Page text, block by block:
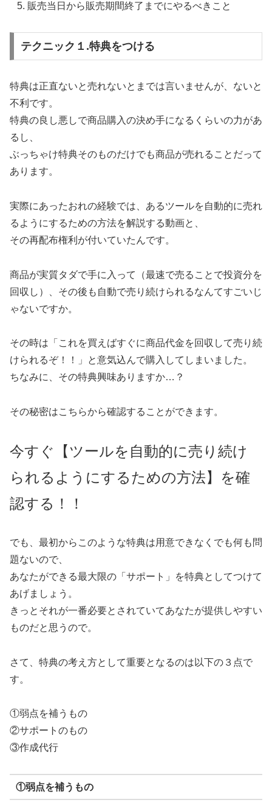
販売当日から販売期間終了までにやるべきこと
テクニック１.特典をつける
特典は正直ないと売れないとまでは言いませんが、ないと
不利です。
特典の良し悪しで商品購入の決め手になるくらいの力があ
るし、
ぶっちゃけ特典そのものだけでも商品が売れることだって
あります。
実際にあったおれの経験では、あるツールを自動的に売れ
るようにするための方法を解説する動画と、
その再配布権利が付いていたんです。
商品が実質タダで手に入って（最速で売ることで投資分を
回収し）、その後も自動で売り続けられるなんてすごいじ
ゃないですか。
その時は「これを買えばすぐに商品代金を回収して売り続
けられるぞ！！」と意気込んで購入してしまいました。
ちなみに、その特典興味ありますか…？
その秘密はこちらから確認することができます。
今すぐ【ツールを自動的に売り続け
られるようにするための方法】を確
認する！！
でも、最初からこのような特典は用意できなくでも何も問
題ないので、
あなたができる最大限の「サポート」を特典としてつけて
あげましょう。
きっとそれが一番必要とされていてあなたが提供しやすい
ものだと思うので。
さて、特典の考え方として重要となるのは以下の３点で
す。
①弱点を補うもの
②サポートのもの
③作成代行
①弱点を補うもの